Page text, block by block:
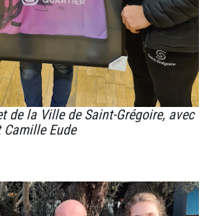
de la Ville de Saint-Grégoire, avec
Eude